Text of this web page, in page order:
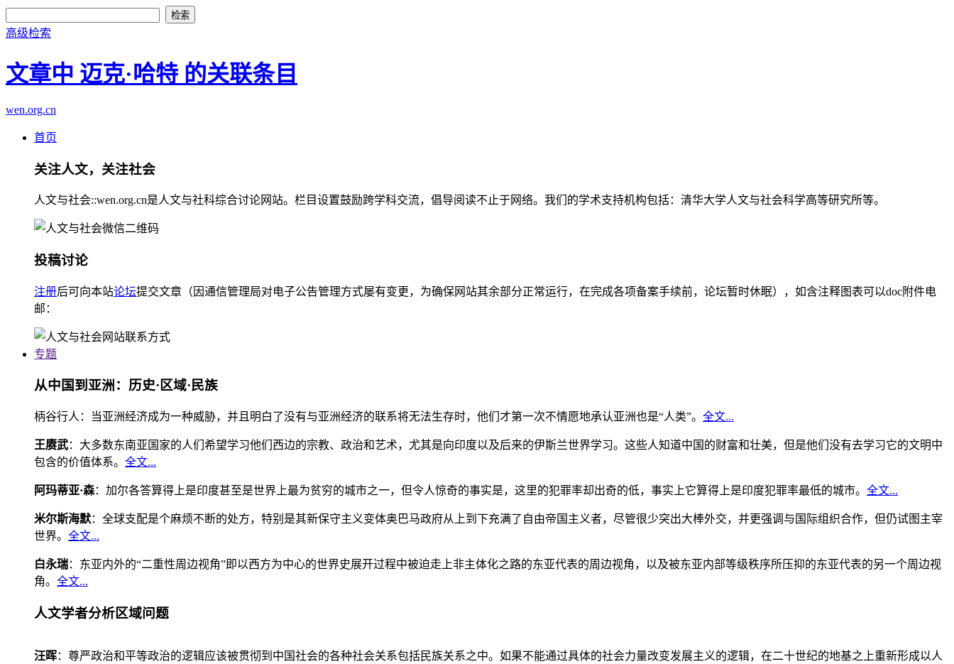
高级检索
文章中 迈克·哈特 的关联条目
wen.org.cn
首页
关注人文，关注社会
人文与社会::wen.org.cn是人文与社科综合讨论网站。栏目设置鼓励跨学科交流，倡导阅读不止于网络。我们的学术支持机构包括：清华大学人文与社会科学高等研究所等。
投稿讨论
注册后可向本站论坛提交文章（因通信管理局对电子公告管理方式屡有变更，为确保网站其余部分正常运行，在完成各项备案手续前，论坛暂时休眠），如含注释图表可以doc附件电
邮：
专题
从中国到亚洲：历史·区域·民族
柄谷行人：当亚洲经济成为一种威胁，并且明白了没有与亚洲经济的联系将无法生存时，他们才第一次不情愿地承认亚洲也是“人类”。 全文...
王赓武：大多数东南亚国家的人们希望学习他们西边的宗教、政治和艺术，尤其是向印度以及后来的伊斯兰世界学习。这些人知道中国的财富和壮美，但是他们没有去学习它的文明中
包含的价值体系。 全文...
阿玛蒂亚·森：加尔各答算得上是印度甚至是世界上最为贫穷的城市之一，但令人惊奇的事实是，这里的犯罪率却出奇的低，事实上它算得上是印度犯罪率最低的城市。 全文...
米尔斯海默：全球支配是个麻烦不断的处方，特别是其新保守主义变体奥巴马政府从上到下充满了自由帝国主义者，尽管很少突出大棒外交，并更强调与国际组织合作，但仍试图主宰
世界。 全文...
白永瑞：东亚内外的“二重性周边视角”即以西方为中心的世界史展开过程中被迫走上非主体化之路的东亚代表的周边视角，以及被东亚内部等级秩序所压抑的东亚代表的另一个周边视
角。 全文...
人文学者分析区域问题
汪晖：尊严政治和平等政治的逻辑应该被贯彻到中国社会的各种社会关系包括民族关系之中。如果不能通过具体的社会力量改变发展主义的逻辑，在二十世纪的地基之上重新形成以人